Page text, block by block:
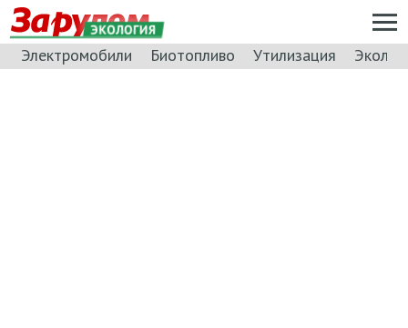
ЭКОЛОГИЯ
Электромобили Биотопливо Утилизация